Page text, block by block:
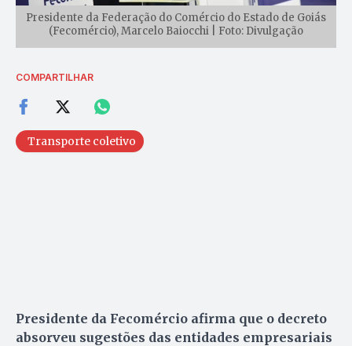
Presidente da Federação do Comércio do Estado de Goiás
(Fecomércio), Marcelo Baiocchi | Foto: Divulgação
COMPARTILHAR
Transporte coletivo
Presidente da Fecomércio afirma que o decreto
absorveu sugestões das entidades empresariais